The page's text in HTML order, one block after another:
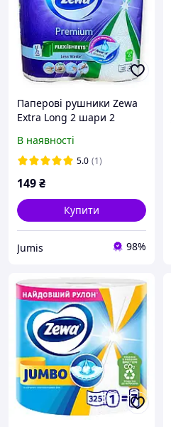
Паперові рушники Zewa
Extra Long 2 шари 2
В наявності
5.0 (1)
149₴
Купити
Jumis 98%